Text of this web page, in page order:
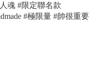
魂 #限定聯名款
#極限量 #帥很重要